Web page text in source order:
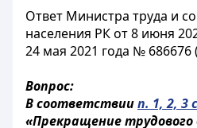
Ответ Министра труда и
населения РК от 8 июня
24 мая 2021 года № 686676
Вопрос:
В соответствиип. 1, 2, 3
«Прекращение трудового